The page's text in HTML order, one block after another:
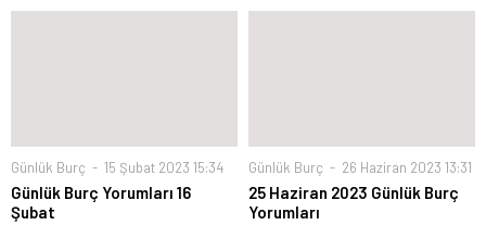
Günlük Burç 15 Şubat 2023 15:34
Günlük Burç Yorumları 16
Şubat
Günlük Burç 26 Haziran 2023 13:31
25 Haziran 2023 Günlük Burç
Yorumları